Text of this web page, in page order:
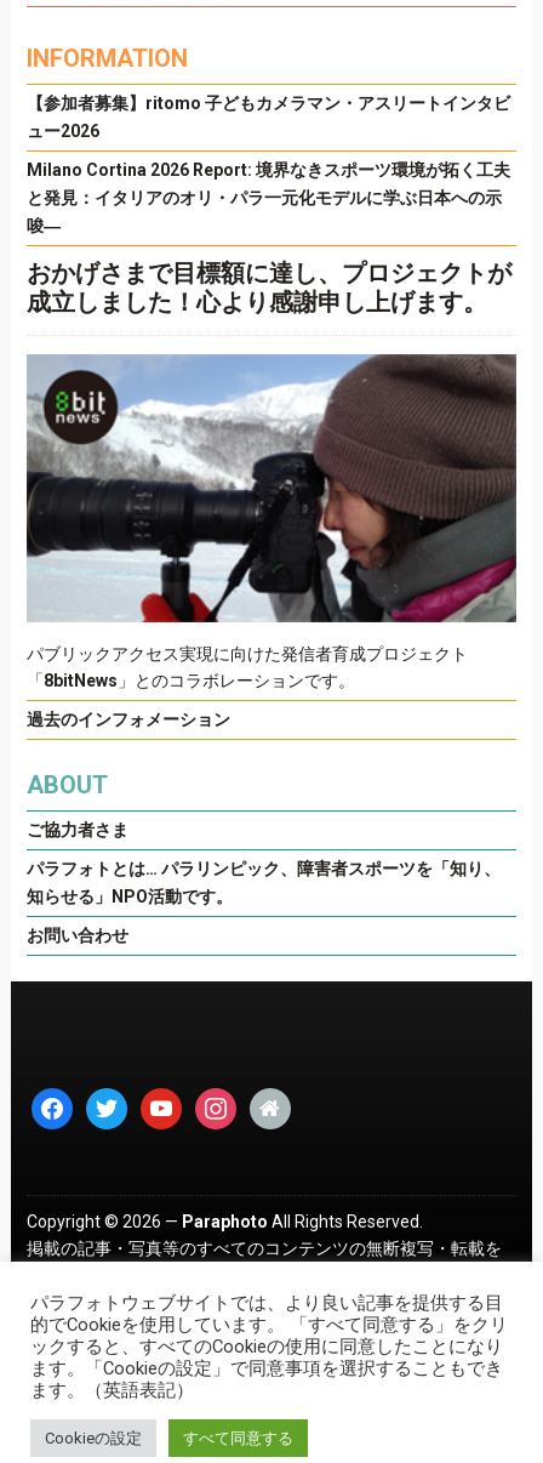
INFORMATION
【参加者募集】ritomo 子どもカメラマン・アスリートインタビ
ュー2026
Milano Cortina 2026 Report: 境界なきスポーツ環境が拓く工夫
と発見：イタリアのオリ・パラ一元化モデルに学ぶ日本への示
唆―
おかげさまで目標額に達し、プロジェクトが
成立しました！心より感謝申し上げます。
パブリックアクセス実現に向けた発信者育成プロジェクト
「8bitNews 」とのコラボレーションです。
過去のインフォメーション
ABOUT
ご協力者さま
パラフォトとは… パラリンピック、障害者スポーツを「知り、
知らせる」NPO活動です。
お問い合わせ
facebooktwitter youtubeinstagram
home
Copyright © 2026 — Paraphoto All Rights Reserved.
掲載の記事・写真等のすべてのコンテンツの無断複写・転載を
パラフォトウェブサイトでは、より良い記事を提供する目
的でCookieを使用しています。 「すべて同意する」をクリ
ックすると、すべてのCookieの使用に同意したことになり
ます。「Cookieの設定」で同意事項を選択することもでき
ます。（英語表記）
Cookieの設定 すべて同意する